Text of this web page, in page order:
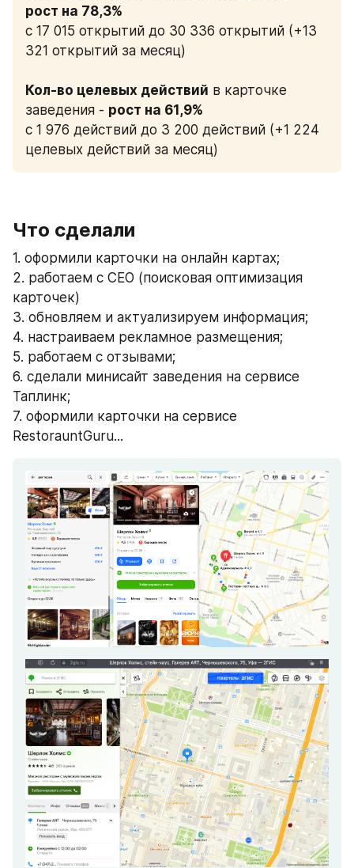
с 17 015 открытий до 30 336 открытий (+13
321 открытий за месяц)
Кол-во целевых действий в карточке
заведения -
с 1 976 действий до 3 200 действий (+1 224
целевых действий за месяц)
Что сделали
1. оформили карточки на онлайн картах;
2. работаем с СЕО (поисковая оптимизация
карточек)
3. обновляем и актуализируем информация;
4. настраиваем рекламное размещения;
5. работаем с отзывами;
6. сделали минисайт заведения на сервисе
Таплинк;
7. оформили карточки на сервисе
RestorauntGuru...